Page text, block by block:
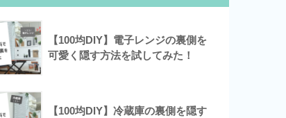
【100均DIY】電子レンジの裏側を
可愛く隠す方法を試してみた！
【100均DIY】冷蔵庫の裏側を隠す